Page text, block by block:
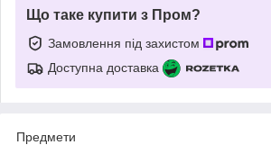
Що таке купити з Пром?
Замовлення під захистом
Доступна доставка
Предмети